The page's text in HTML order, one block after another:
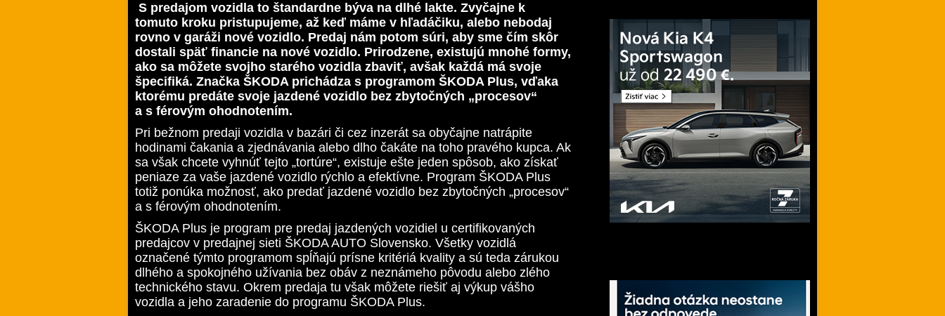
S predajom vozidla to štandardne býva na dlhé lakte. Zvyčajne k
tomuto kroku pristupujeme, až keď máme v hľadáčiku, alebo nebodaj
rovno v garáži nové vozidlo. Predaj nám potom súri, aby sme čím skôr
dostali späť financie na nové vozidlo. Prirodzene, existujú mnohé formy,
ako sa môžete svojho starého vozidla zbaviť, avšak každá má svoje
špecifiká. Značka ŠKODA prichádza s programom ŠKODA Plus, vďaka
ktorému predáte svoje jazdené vozidlo bez zbytočných „procesov“
a s férovým ohodnotením.
Pri bežnom predaji vozidla v bazári či cez inzerát sa obyčajne natrápite
hodinami čakania a zjednávania alebo dlho čakáte na toho pravého kupca. Ak
sa však chcete vyhnúť tejto „tortúre“, existuje ešte jeden spôsob, ako získať
peniaze za vaše jazdené vozidlo rýchlo a efektívne. Program ŠKODA Plus
totiž ponúka možnosť, ako predať jazdené vozidlo bez zbytočných „procesov“
a s férovým ohodnotením.
ŠKODA Plus je program pre predaj jazdených vozidiel u certifikovaných
predajcov v predajnej sieti ŠKODA AUTO Slovensko. Všetky vozidlá
označené týmto programom spĺňajú prísne kritériá kvality a sú teda zárukou
dlhého a spokojného užívania bez obáv z neznámeho pôvodu alebo zlého
technického stavu. Okrem predaja tu však môžete riešiť aj výkup vášho
vozidla a jeho zaradenie do programu ŠKODA Plus.